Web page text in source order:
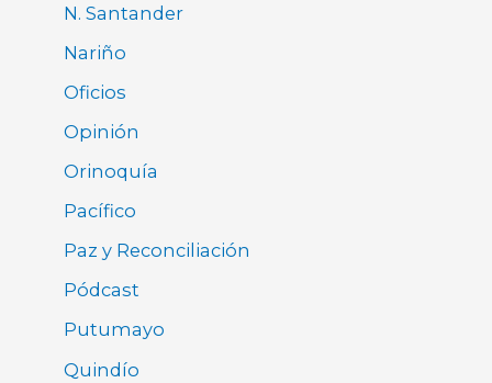
N. Santander
Nariño
Oficios
Opinión
Orinoquía
Pacífico
Paz y Reconciliación
Pódcast
Putumayo
Quindío